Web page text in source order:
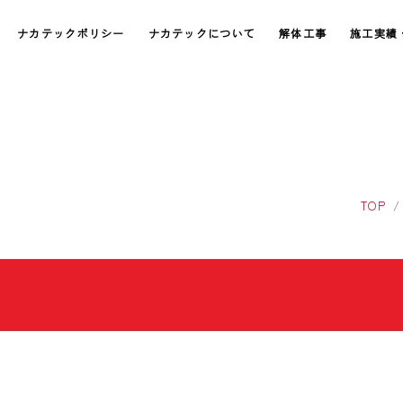
ナカテックポリシー ナカテックについて 解体工事 施工実績
TOP